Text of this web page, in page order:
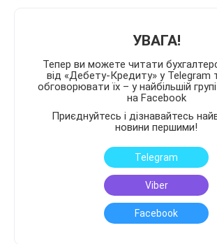
УВАГА!
Тепер ви можете читати
від «Дебету-Кредиту» у Telegram
обговорювати їх – у найбільшій
на Facebook
Приєднуйтесь і дізнавайтесь
новини першими!
Telegram
Viber
Facebook